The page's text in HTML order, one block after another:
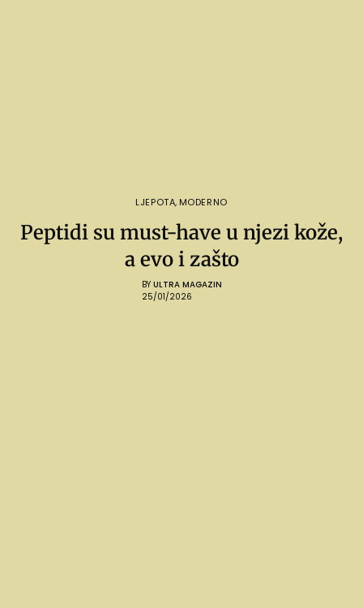
LJEPOTA, MODERNO
Peptidi su must-have u njezi kože,
a evo i zašto
BY ULTRA MAGAZIN
25/01/2026